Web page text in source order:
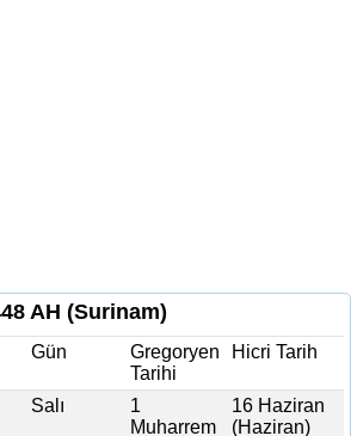
AH (Surinam)
Gün
Gregoryen
Tarihi
Hicri Tarih
Salı
1
Muharrem
16 Haziran
(Haziran)